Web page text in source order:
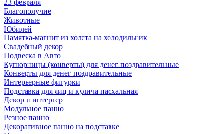
23 февраля
Благополучие
Животные
Юбилей
Памятка-магнит из холста на холодильник
Свадебный декор
Подвеска в Авто
Купюрницы (конверты) для денег поздравительные
Конверты для денег поздравительные
Интерьерные фигурки
Подставка для яиц и кулича пасхальная
Декор и интерьер
Модульное панно
Резное панно
Декоративное панно на подставке